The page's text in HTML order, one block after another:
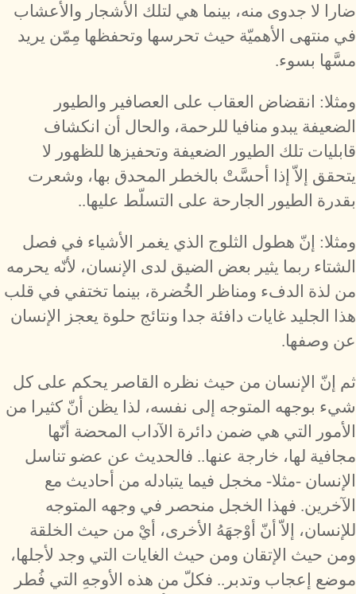
ضارا لا جدوى منه، بينما هي لتلك الأشجار والأعشاب
في منتهى الأهميّة حيث تحرسها وتحفظها مِمّن يريد
مسَّها بسوء.
ومثلا: انقضاض العقاب على العصافير والطيور
الضعيفة يبدو منافيا للرحمة، والحال أن انكشاف
قابليات تلك الطيور الضعيفة وتحفيزها للظهور لا
يتحقق إلاّ إذا أحسَّتْ بالخطر المحدق بها، وشعرت
بقدرة الطيور الجارحة على التسلّط عليها..
ومثلا: إنّ هطول الثلوج الذي يغمر الأشياء في فصل
الشتاء ربما يثير بعض الضيق لدى الإنسان، لأنّه يحرمه
من لذة الدفء ومناظر الخُضرة، بينما تختفي في قلب
هذا الجليد غايات دافئة جدا ونتائج حلوة يعجز الإنسان
عن وصفها.
ثم إنّ الإنسان من حيث نظره القاصر يحكم على كل
شيء بوجهه المتوجه إلى نفسه، لذا يظن أنّ كثيرا من
الأمور التي هي ضمن دائرة الآداب المحضة أنّها
مجافية لها، خارجة عنها.. فالحديث عن عضو تناسل
الإنسان -مثلا- مخجل فيما يتبادله من أحاديث مع
الآخرين. فهذا الخجل منحصر في وجهه المتوجه
للإنسان، إلاّ أنّ أوْجهَهُ الأخرى، أيْ من حيث الخلقة
ومن حيث الإتقان ومن حيث الغايات التي وجد لأجلها،
موضع إعجاب وتدبر.. فكلّ من هذه الأوجهِ التي فُطر